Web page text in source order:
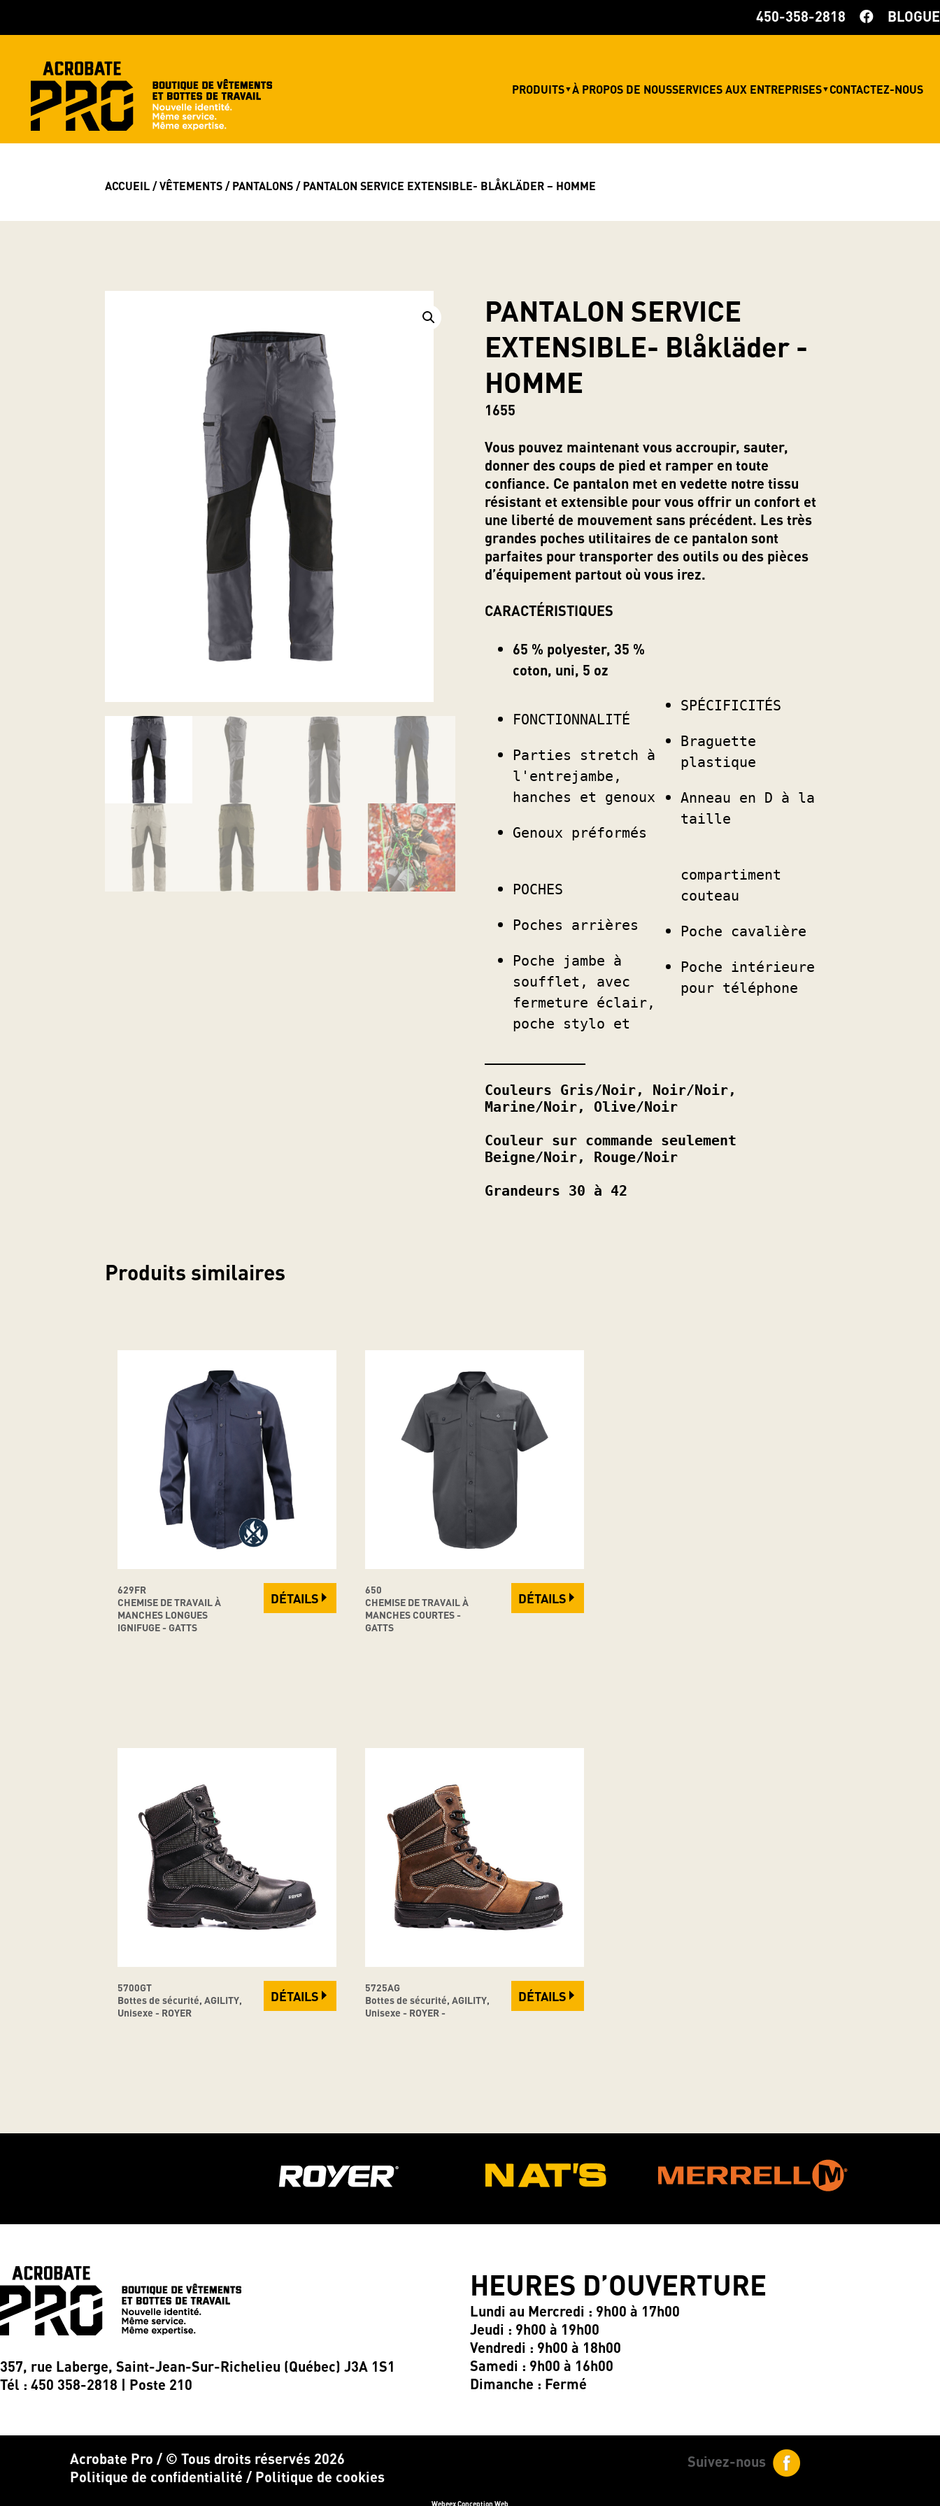
BLOGUE
450-358-2818
PRODUITS▼À PROPOS DE NOUSSERVICES AUX ENTREPRISES▼ CONTACTEZ-NOUS
ACCUEIL/VÊTEMENTS/PANTALONS/ PANTALON SERVICE EXTENSIBLE- BLÅKLÄDER – HOMME
PANTALON SERVICE
EXTENSIBLE- Blåkläder -
HOMME
1655
Vous pouvez maintenant vous accroupir, sauter,
donner des coups de pied et ramper en toute
confiance. Ce pantalon met en vedette notre tissu
résistant et extensible pour vous offrir un confort et
une liberté de mouvement sans précédent. Les très
grandes poches utilitaires de ce pantalon sont
parfaites pour transporter des outils ou des pièces
d’équipement partout où vous irez.
CARACTÉRISTIQUES
65 % polyester, 35 %
coton, uni, 5 oz
FONCTIONNALITÉ
Parties stretch à
l'entrejambe,
hanches et genoux
Genoux préformés
SPÉCIFICITÉS
Braguette
plastique
Anneau en D à la
taille
POCHES
Poches arrières
Poche jambe à
soufflet, avec
fermeture éclair,
poche stylo et
compartiment
couteau
Poche cavalière
Poche intérieure
pour téléphone
Couleurs Gris/Noir, Noir/Noir,
Marine/Noir, Olive/Noir
Couleur sur commande seulement
Beigne/Noir, Rouge/Noir
Grandeurs 30 à 42
Produits similaires
629FR
CHEMISE DE TRAVAIL À
MANCHES LONGUES
IGNIFUGE - GATTS
DÉTAILS
650
CHEMISE DE TRAVAIL À
MANCHES COURTES -
GATTS
DÉTAILS
5700GT
Bottes de sécurité, AGILITY,
Unisexe - ROYER
DÉTAILS
5725AG
Bottes de sécurité, AGILITY,
Unisexe - ROYER -
DÉTAILS
357, rue Laberge, Saint-Jean-Sur-Richelieu (Québec) J3A 1S1
Tél : 450 358-2818 | Poste 210
HEURES D’OUVERTURE
Lundi au Mercredi : 9h00 à 17h00
Jeudi : 9h00 à 19h00
Vendredi : 9h00 à 18h00
Samedi : 9h00 à 16h00
Dimanche : Fermé
Acrobate Pro / © Tous droits réservés 2026
Suivez-nous
Politique de confidentialité / Politique de cookies
Webeex Conception Web